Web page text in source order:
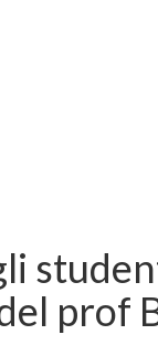
prof